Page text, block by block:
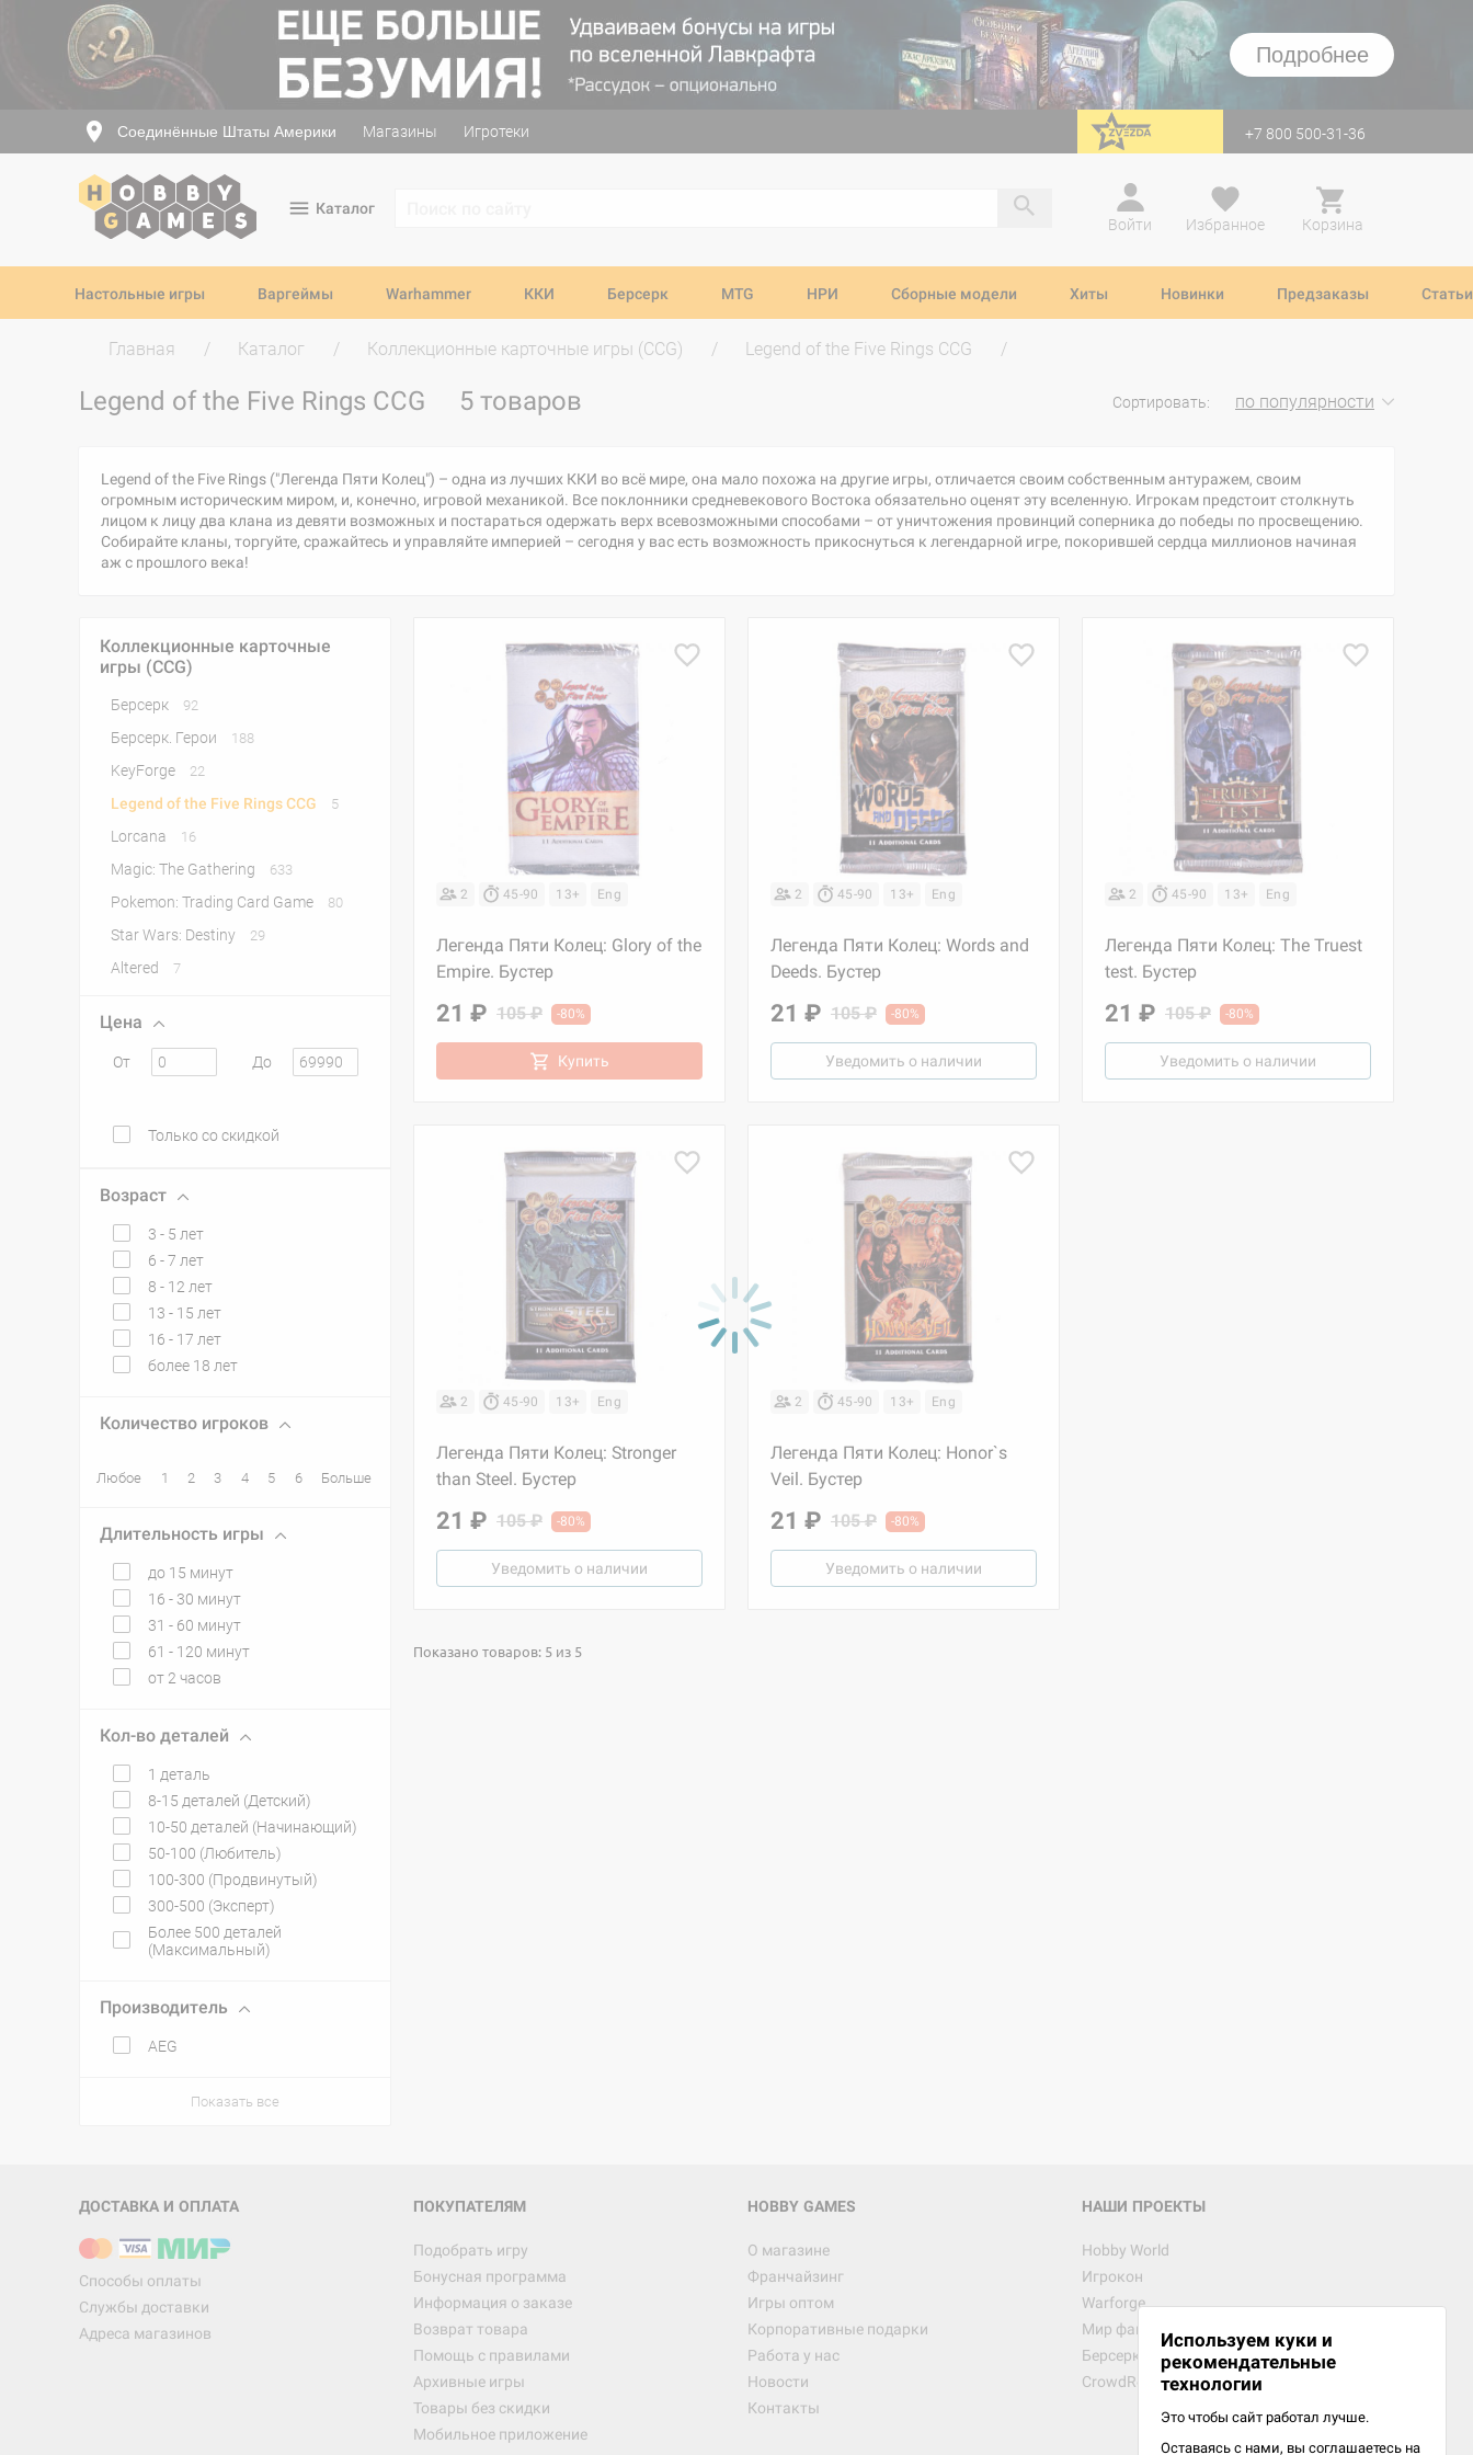
Подробнее
Соединённые Штаты Америки Магазины Игротеки перейти на Zvezda +7 800 500-31-36
Каталог
Войти
Избранное Корзина
Настольные игры Варгеймы Warhammer ККИ Берсерк MTG НРИ Сборные модели Хиты Новинки Предзаказы Статьи
Главная Каталог Коллекционные карточные игры (CCG) Legend of the Five Rings CCG
Legend of the Five Rings CCG 5 товаров Сортировать: по популярности
Legend of the Five Rings ("Легенда Пяти Колец") – одна из лучших ККИ во всё мире, она мало похожа на другие игры, отличается своим собственным антуражем, своим
огромным историческим миром, и, конечно, игровой механикой. Все поклонники средневекового Востока обязательно оценят эту вселенную. Игрокам предстоит столкнуть
лицом к лицу два клана из девяти возможных и постараться одержать верх всевозможными способами – от уничтожения провинций соперника до победы по просвещению.
Собирайте кланы, торгуйте, сражайтесь и управляйте империей – сегодня у вас есть возможность прикоснуться к легендарной игре, покорившей сердца миллионов начиная
аж с прошлого века!
Коллекционные карточные
игры (CCG)
Берсерк 92
Берсерк. Герои 188
KeyForge 22
Legend of the Five Rings CCG 5
Lorcana 16
Magic: The Gathering 633
Pokemon: Trading Card Game 80
Star Wars: Destiny 29
Altered 7
Цена
От До
Только со скидкой
Возраст
3 - 5 лет
6 - 7 лет
8 - 12 лет
13 - 15 лет
16 - 17 лет
более 18 лет
Количество игроков
Любое 1 2 3 4 5 6 Больше
Длительность игры
до 15 минут
16 - 30 минут
31 - 60 минут
61 - 120 минут
от 2 часов
Кол-во деталей
1 деталь
8-15 деталей (Детский)
10-50 деталей (Начинающий)
50-100 (Любитель)
100-300 (Продвинутый)
300-500 (Эксперт)
Более 500 деталей
(Максимальный)
Производитель
AEG
Показать все
2 45-90 13+ Eng
Легенда Пяти Колец: Glory of the
Empire. Бустер
21 ₽ 105 ₽ -80%
Купить
2 45-90 13+ Eng
Легенда Пяти Колец: Words and
Deeds. Бустер
21 ₽ 105 ₽ -80%
Уведомить о наличии
2 45-90 13+ Eng
Легенда Пяти Колец: The Truest
test. Бустер
21 ₽ 105 ₽ -80%
Уведомить о наличии
2 45-90 13+ Eng
Легенда Пяти Колец: Stronger
than Steel. Бустер
21 ₽ 105 ₽ -80%
Уведомить о наличии
2 45-90 13+ Eng
Легенда Пяти Колец: Honor`s
Veil. Бустер
21 ₽ 105 ₽ -80%
Уведомить о наличии
Показано товаров: 5 из 5
ДОСТАВКА И ОПЛАТА
Способы оплаты
Службы доставки
Адреса магазинов
ПОКУПАТЕЛЯМ
Подобрать игру
Бонусная программа
Информация о заказе
Возврат товара
Помощь с правилами
Архивные игры
Товары без скидки
Мобильное приложение
HOBBY GAMES
О магазине
Франчайзинг
Игры оптом
Корпоративные подарки
Работа у нас
Новости
Контакты
НАШИ ПРОЕКТЫ
Hobby World
Игрокон
Warforge
Мир фантастики
Берсерк
CrowdRepublic
Используем куки и
рекомендательные
технологии
Это чтобы сайт работал лучше.
Оставаясь с нами, вы соглашаетесь на